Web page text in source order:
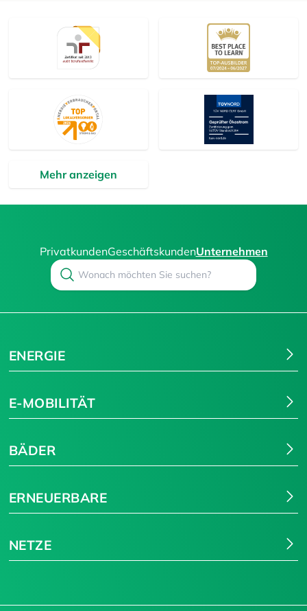
Mehr anzeigen
PrivatkundenGeschäftskundenUnternehmen
Search
ENERGIE
E-MOBILITÄT
BÄDER
ERNEUERBARE
NETZE